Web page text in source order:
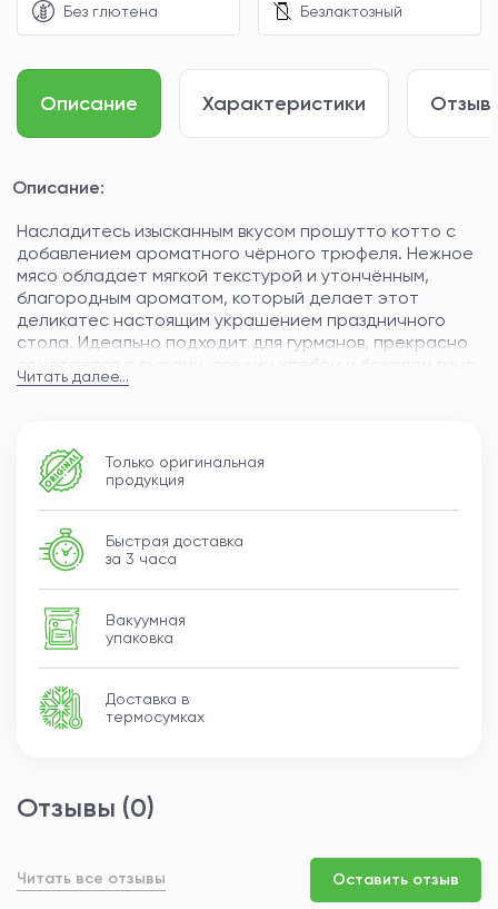
Без глютена Безлактозный
Описание Характеристики
Описание:
Насладитесь изысканным вкусом прошутто котто с
добавлением ароматного чёрного трюфеля. Нежное
мясо обладает мягкой текстурой и утончённым,
благородным ароматом, который делает этот
деликатес настоящим украшением праздничного
стола. Идеально подходит для гурманов, прекрасно
Энергетическая ценность: 210 кКал
Белки: 19 г
Жиры: 14 г
Углеводы: 1 г
Соль: 2,5 г
Условия хранения:
Хранить в холодильнике при температуре +2 ... +6 °С.
После вскрытия употребить в течение 2–3 дней.
Читать далее...
Только оригинальная
продукция
Быстрая доставка
за 3 часа
Вакуумная
упаковка
Доставка в
термосумках
Отзывы (0)
Читать все отзывы Оставить отзыв